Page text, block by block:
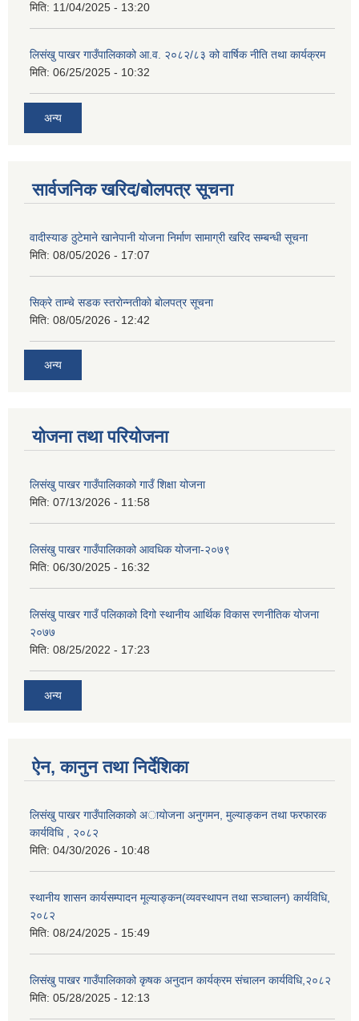
मिति: 11/04/2025 - 13:20
लिसंखु पाखर गाउँपालिकाको आ.व. २०८२/८३ को वार्षिक नीति तथा कार्यक्रम
मिति: 06/25/2025 - 10:32
अन्य
सार्वजनिक खरिद/बोलपत्र सूचना
वादीस्याङ ठुटेमाने खानेपानी याेजना निर्माण सामाग्री खरिद सम्बन्धी सूचना
मिति: 08/05/2026 - 17:07
सिक्रे ताम्चे सडक स्तराेन्नतीकाे बाेलपत्र सूचना
मिति: 08/05/2026 - 12:42
अन्य
योजना तथा परियोजना
लिसंखु पाखर गाउँपालिकाको गाउँ शिक्षा योजना
मिति: 07/13/2026 - 11:58
लिसंखु पाखर गाउँपालिकाको आवधिक योजना-२०७९
मिति: 06/30/2025 - 16:32
लिसंखु पाखर गाउँ पलिकाको दिगो स्थानीय आर्थिक विकास रणनीतिक योजना
२०७७
मिति: 08/25/2022 - 17:23
अन्य
ऐन, कानुन तथा निर्देशिका
लिसंखु पाखर गाउँपालिकाकाे अायाेजना अनुगमन, मुल्याङ्कन तथा फरफारक
कार्यविधि , २०८२
मिति: 04/30/2026 - 10:48
स्थानीय शासन कार्यसम्पादन मूल्याङ्कन(व्यवस्थापन तथा सञ्चालन) कार्यविधि,
२०८२
मिति: 08/24/2025 - 15:49
लिसंखु पाखर गाउँपालिकाको कृषक अनुदान कार्यक्रम संचालन कार्यविधि,२०८२
मिति: 05/28/2025 - 12:13